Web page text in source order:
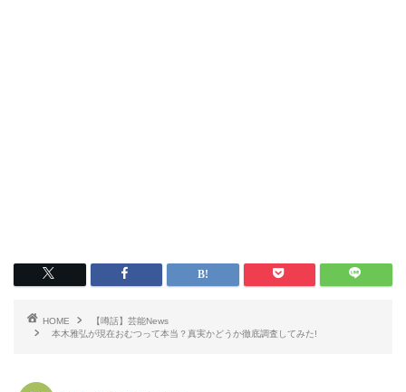
HOME
【噂話】芸能News
本木雅弘が現在おむつって本当？真実かどうか徹底調査してみた!